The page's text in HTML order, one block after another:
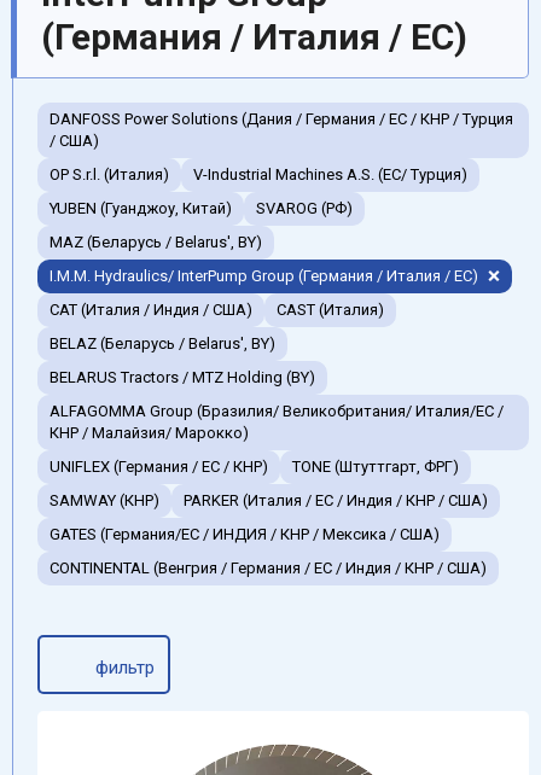
(Германия / Италия / ЕС)
DANFOSS Power Solutions (Дания / Германия / EC / КНР / Турция
/ США)
OP S.r.l. (Италия)
V-Industrial Machines A.S. (EC/ Турция)
YUBEN (Гуанджоу, Китай)
SVAROG (РФ)
MAZ (Беларусь / Belarus', BY)
I.M.M. Hydraulics/ InterPump Group (Германия / Италия / ЕС)
CAT (Италия / Индия / США)
CAST (Италия)
BELAZ (Беларусь / Belarus', BY)
BELARUS Tractors / MTZ Holding (BY)
ALFAGOMMA Group (Бразилия/ Великобритания/ Италия/ЕС /
КНР / Малайзия/ Марокко)
UNIFLEX (Германия / EC / КНР)
TONE (Штуттгарт, ФРГ)
SAMWAY (КНР)
PARKER (Италия / ЕС / Индия / КНР / США)
GATES (Германия/EC / ИНДИЯ / КНР / Мексика / США)
CONTINENTAL (Венгрия / Германия / ЕС / Индия / КНР / США)
фильтр